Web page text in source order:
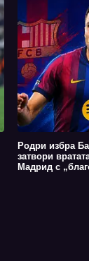
Родри избра
затвори
Мадрид с